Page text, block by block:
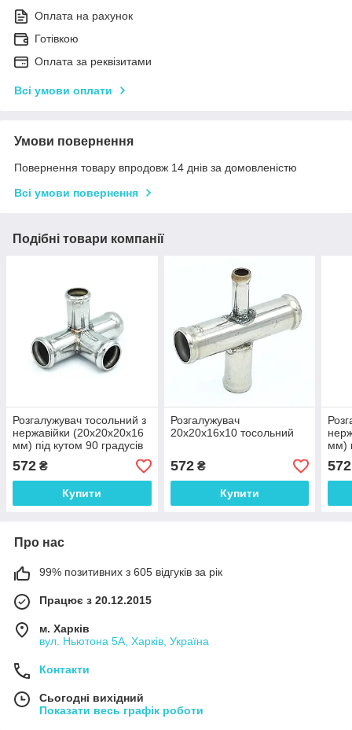
Оплата на рахунок
Готівкою
Оплата за реквізитами
Всі умови оплати
Умови повернення
Повернення товару впродовж 14 днів за домовленістю
Всі умови повернення
Подібні товари компанії
Розгалужувач тосольний з
нержавійки (20x20x20x16
мм) під кутом 90 градусів
572 ₴
Купити
Розгалужувач
20x20x16x10 тосольний
572₴
Купити
мм)
572
Про нас
99% позитивних з 605 відгуків за рік
Працює з 20.12.2015
м. Харків
вул. Ньютона 5А, Харків, Україна
Контакти
Сьогодні вихідний
Показати весь графік роботи